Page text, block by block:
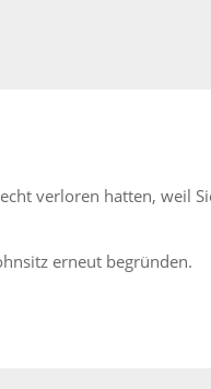
verloren hatten, weil
erneut begründen.